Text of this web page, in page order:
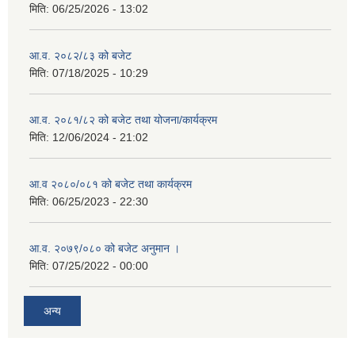
मिति: 06/25/2026 - 13:02
आ.व. २०८२/८३ को बजेट
मिति: 07/18/2025 - 10:29
आ.व. २०८१/८२ को बजेट तथा योजना/कार्यक्रम
मिति: 12/06/2024 - 21:02
आ.व २०८०/०८१ को बजेट तथा कार्यक्रम
मिति: 06/25/2023 - 22:30
आ.व. २०७९/०८० को बजेट अनुमान ।
मिति: 07/25/2022 - 00:00
अन्य